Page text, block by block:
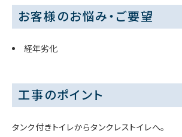
お客様のお悩み・ご要望
経年劣化
工事のポイント
タンク付きトイレからタンクレストイレへ。